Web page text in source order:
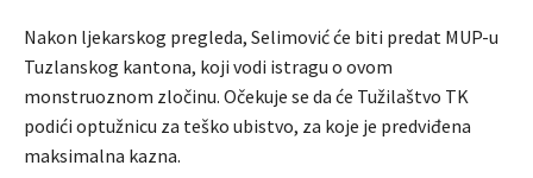
Nakon ljekarskog pregleda, Selimović će biti predat MUP-u
Tuzlanskog kantona, koji vodi istragu o ovom
monstruoznom zločinu. Očekuje se da će Tužilaštvo TK
podići optužnicu za teško ubistvo, za koje je predviđena
maksimalna kazna.